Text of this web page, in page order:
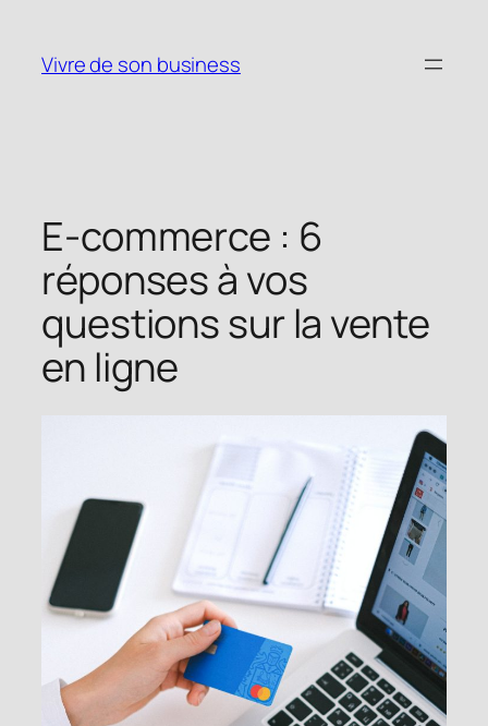
Vivre de son business
E-commerce : 6
réponses à vos
questions sur la vente
en ligne